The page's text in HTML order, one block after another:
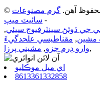
گرم مصنوعات
- سائيٽ ميپ
جي ڌوئڻ سينٽرفيوج سيئي,
مشين, مقناطيسي علحدگيءَ
وارو ڊرم جزو, مشيني پرزا ,
اي ميل موڪليو
8613361332858